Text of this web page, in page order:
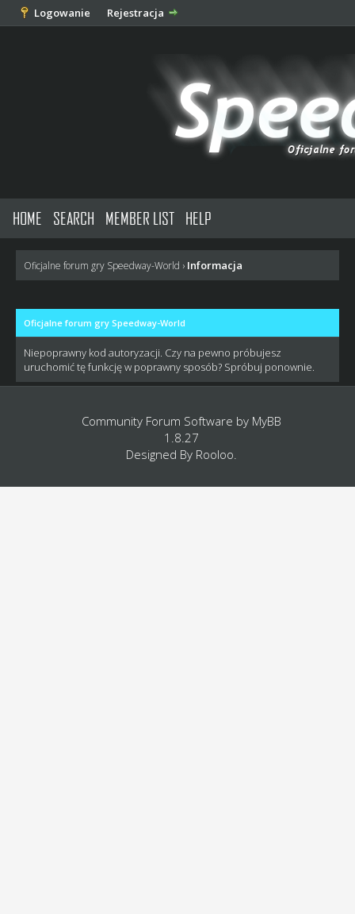
Logowanie Rejestracja
HOME SEARCH MEMBER LIST HELP
Oficjalne forum gry Speedway-World › Informacja
Oficjalne forum gry Speedway-World
Niepoprawny kod autoryzacji. Czy na pewno próbujesz
uruchomić tę funkcję w poprawny sposób? Spróbuj ponownie.
Community Forum Software by MyBB
1.8.27
Designed By Rooloo.